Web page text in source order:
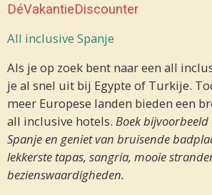
DéVakantieDiscounter
All inclusive Spanje
Als je op zoek bent naar een all
je al snel uit bij Egypte of Turkije.
meer Europese landen bieden een
all inclusive hotels. Boek
Spanje en geniet van bruisende
lekkerste tapas, sangria, mooie
bezienswaardigheden.